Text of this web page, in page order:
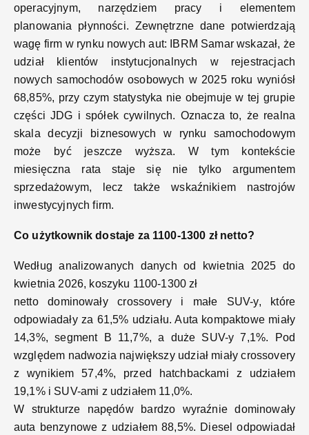
operacyjnym, narzędziem pracy i elementem
planowania płynności. Zewnętrzne dane potwierdzają
wagę firm w rynku nowych aut: IBRM Samar wskazał, że
udział klientów instytucjonalnych w rejestracjach
nowych samochodów osobowych w 2025 roku wyniósł
68,85%, przy czym statystyka nie obejmuje w tej grupie
części JDG i spółek cywilnych. Oznacza to, że realna
skala decyzji biznesowych w rynku samochodowym
może być jeszcze wyższa. W tym kontekście
miesięczna rata staje się nie tylko argumentem
sprzedażowym, lecz także wskaźnikiem nastrojów
inwestycyjnych firm.
Co użytkownik dostaje za 1100-1300 zł netto?
Według analizowanych danych od kwietnia 2025 do
kwietnia 2026, koszyku 1100-1300 zł
netto dominowały crossovery i małe SUV-y, które
odpowiadały za 61,5% udziału. Auta kompaktowe miały
14,3%, segment B 11,7%, a duże SUV-y 7,1%. Pod
względem nadwozia największy udział miały crossovery
z wynikiem 57,4%, przed hatchbackami z udziałem
19,1% i SUV-ami z udziałem 11,0%.
W strukturze napędów bardzo wyraźnie dominowały
auta benzynowe z udziałem 88,5%. Diesel odpowiadał